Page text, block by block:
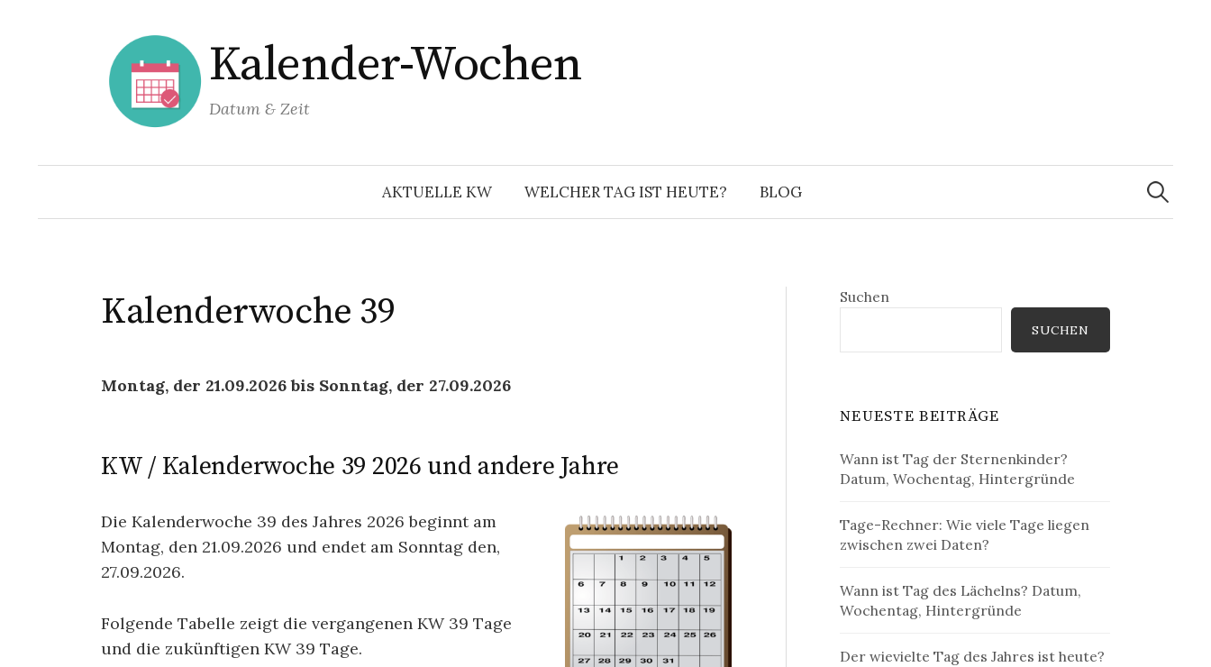
Kalender-Wochen
Datum & Zeit
AKTUELLE KW WELCHER TAG IST HEUTE? BLOG
Suchen
nach:
Kalenderwoche 39
Montag, der 21.09.2026 bis Sonntag, der 27.09.2026
KW / Kalenderwoche 39 2026 und andere Jahre
Die Kalenderwoche 39 des Jahres 2026 beginnt am
Montag, den 21.09.2026 und endet am Sonntag den,
27.09.2026.
Folgende Tabelle zeigt die vergangenen KW 39 Tage
und die zukünftigen KW 39 Tage.
Suchen
SUCHEN
NEUESTE BEITRÄGE
Wann ist Tag der Sternenkinder?
Datum, Wochentag, Hintergründe
Tage-Rechner: Wie viele Tage liegen
zwischen zwei Daten?
Wann ist Tag des Lächelns? Datum,
Wochentag, Hintergründe
Der wievielte Tag des Jahres ist heute?